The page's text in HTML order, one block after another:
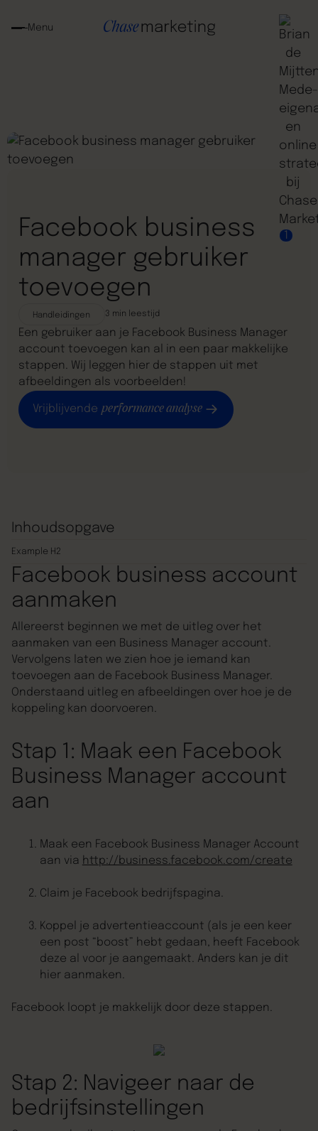
Menu
1
Facebook business
manager gebruiker
toevoegen
Een gebruiker aan je Facebook Business Manager
account toevoegen kan al in een paar makkelijke
stappen. Wij leggen hier de stappen uit met
afbeeldingen als voorbeelden!
Vrijblijvende performance analyse
Handleidingen 3 min leestijd
Inhoudsopgave
Example H2
Facebook business account
aanmaken
Allereerst beginnen we met de uitleg over het
aanmaken van een Business Manager account.
Vervolgens laten we zien hoe je iemand kan
toevoegen aan de Facebook Business Manager.
Onderstaand uitleg en afbeeldingen over hoe je de
koppeling kan doorvoeren.
Stap 1: Maak een Facebook
Business Manager account
aan
Maak een Facebook Business Manager Account
aan via http://business.facebook.com/create
Claim je Facebook bedrijfspagina.
Koppel je advertentieaccount (als je een keer
een post “boost” hebt gedaan, heeft Facebook
deze al voor je aangemaakt. Anders kan je dit
hier aanmaken.
Facebook loopt je makkelijk door deze stappen.
Stap 2: Navigeer naar de
bedrijfsinstellingen